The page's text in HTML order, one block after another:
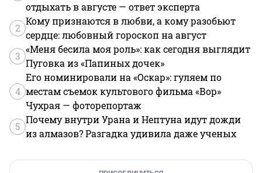
отдыхать в августе — ответ эксперта
2
Кому признаются в любви, а кому разобьют
сердце: любовный гороскоп на август
3
«Меня бесила моя роль»: как сегодня выглядит
Пуговка из «Папиных дочек»
4
Его номинировали на «Оскар»: гуляем по
местам съемок культового фильма «Вор»
Чухрая — фоторепортаж
5
Почему внутри Урана и Нептуна идут дожди
из алмазов? Разгадка удивила даже ученых